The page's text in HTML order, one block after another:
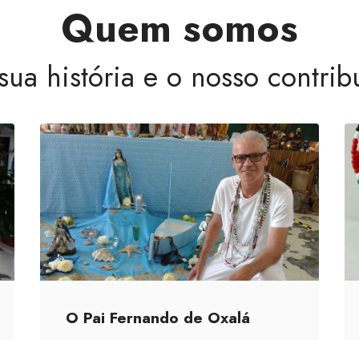
Quem somos
história e o nosso
O Pai Fernando de Oxalá